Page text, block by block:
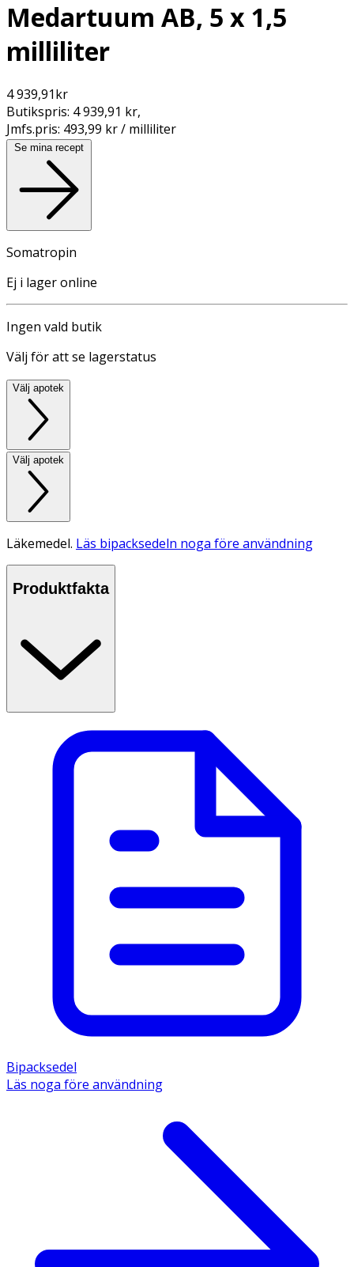
Medartuum AB, 5 x 1,5
milliliter
4 939,91kr
Butikspris: 4 939,91 kr,
Jmfs.pris: 493,99 kr / milliliter
Se mina recept
Somatropin
Ej i lager online
Ingen vald butik
Välj för att se lagerstatus
Välj apotek
Välj apotek
Läkemedel. Läs bipacksedeln noga före användning
Produktfakta
Bipacksedel
Läs noga före användning